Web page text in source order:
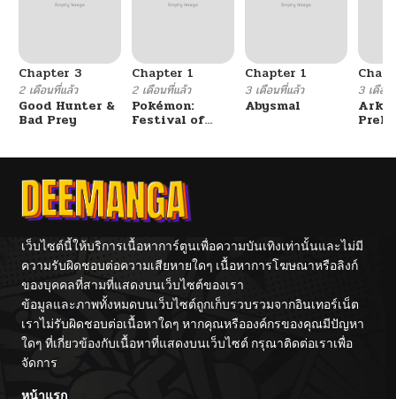
Chapter 3
2 เดือนที่แล้ว
Good Hunter &
Bad Prey
Chapter 1
2 เดือนที่แล้ว
Pokémon:
Festival of
Chapter 1
3 เดือนที่แล้ว
Abysmal
3 เดือน
เว็บไซต์นี้ให้บริการเนื้อหาการ์ตูนเพื่อความบันเทิงเท่านั้นและไม่มี
ความรับผิดชอบต่อความเสียหายใดๆ เนื้อหาการโฆษณาหรือลิงก์
ของบุคคลที่สามที่แสดงบนเว็บไซต์ของเรา
ข้อมูลและภาพทั้งหมดบนเว็บไซต์ถูกเก็บรวบรวมจากอินเทอร์เน็ต
เราไม่รับผิดชอบต่อเนื้อหาใดๆ หากคุณหรือองค์กรของคุณมีปัญหา
ใดๆ ที่เกี่ยวข้องกับเนื้อหาที่แสดงบนเว็บไซต์ กรุณาติดต่อเราเพื่อ
จัดการ
หน้าแรก